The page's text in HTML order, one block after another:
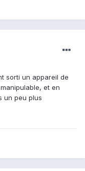
sorti un appareil de
et en
un peu plus